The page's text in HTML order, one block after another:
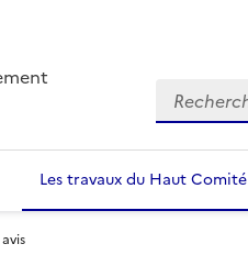
Recherche
Les travaux du Haut Comité